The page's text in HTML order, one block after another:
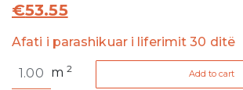
€53.55
Afati i parashikuar i liferimit 30 ditë
and
m2 Add to cart